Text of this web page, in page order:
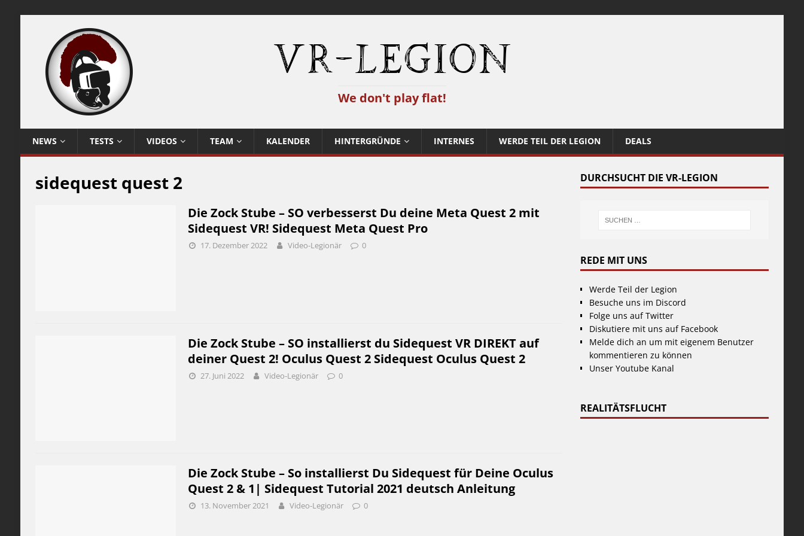
VR-Legion
We don't play flat!
NEWS TESTS VIDEOS TEAM KALENDER HINTERGRÜNDE INTERNES WERDE TEIL DER LEGION DEALS
sidequest quest 2
Die Zock Stube – SO verbesserst Du deine Meta Quest 2 mit
Sidequest VR! Sidequest Meta Quest Pro
17. Dezember 2022 Video-Legionär 0
Die Zock Stube – SO installierst du Sidequest VR DIREKT auf
deiner Quest 2! Oculus Quest 2 Sidequest Oculus Quest 2
27. Juni 2022 Video-Legionär 0
Die Zock Stube – So installierst Du Sidequest für Deine Oculus
Quest 2 & 1| Sidequest Tutorial 2021 deutsch Anleitung
13. November 2021 Video-Legionär 0
DURCHSUCHT DIE VR-LEGION
REDE MIT UNS
Werde Teil der Legion
Besuche uns im Discord
Folge uns auf Twitter
Diskutiere mit uns auf Facebook
Melde dich an um mit eigenem Benutzer
kommentieren zu können
Unser Youtube Kanal
REALITÄTSFLUCHT